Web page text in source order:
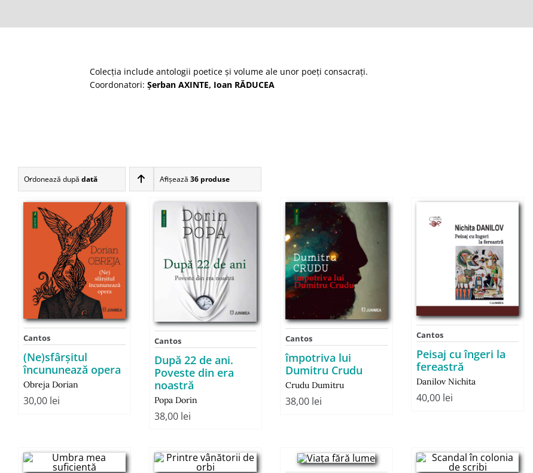
Colecţia include antologii poetice și volume ale unor poeți consacraţi.
Coordonatori:Șerban AXINTE, Ioan RĂDUCEA
Ordonează după dată Afişează 36 produse
Cantos
(Ne)sfârșitul
încununează opera
Obreja Dorian
30,00 lei
Cantos
După 22 de ani.
Poveste din era
noastră
Popa Dorin
38,00 lei
Cantos
împotriva lui
Dumitru Crudu
Crudu Dumitru
38,00 lei
Cantos
Peisaj cu îngeri la
fereastră
Danilov Nichita
40,00 lei